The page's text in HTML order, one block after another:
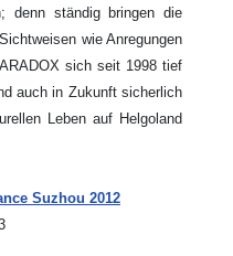
denn ständig bringen die
wie Anregungen
sich seit 1998 tief
auch in Zukunft sicherlich
Leben auf Helgoland
Suzhou 2012